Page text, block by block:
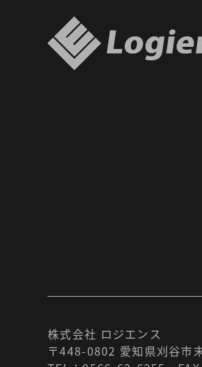
株式会社 ロジエンス
〒448-0802 愛知県刈谷市